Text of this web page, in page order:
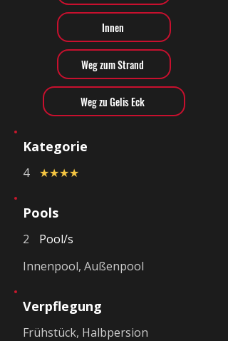
Innen
Weg zum Strand
Weg zu Gelis Eck
Kategorie
4 ★★★★
Pools
2
Pool/s
Innenpool, Außenpool
Verpflegung
Frühstück, Halbpersion